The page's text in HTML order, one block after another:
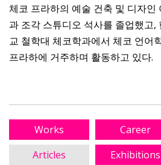
체코 프라하의 예술 건축 및 디자인
과 조각 스튜디오 석사를 졸업했고,
교 철학대 체코학과에서 체코 언어
프라하에 거주하며 활동하고 있다.
Works Career
Articles
Exhibitions